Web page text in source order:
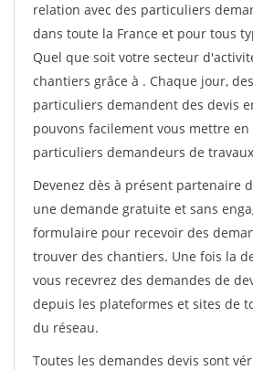
relation avec des particuliers
dans toute la France et pour tous
Quel que soit votre secteur
chantiers grâce à . Chaque jour,
particuliers demandent des devis
pouvons facilement vous mettre
particuliers demandeurs de
Devenez dès à présent partenaire
une demande gratuite et sans
formulaire pour recevoir des
trouver des chantiers. Une fois la
vous recevrez des demandes de
depuis les plateformes et sites de
du réseau.
Toutes les demandes devis sont